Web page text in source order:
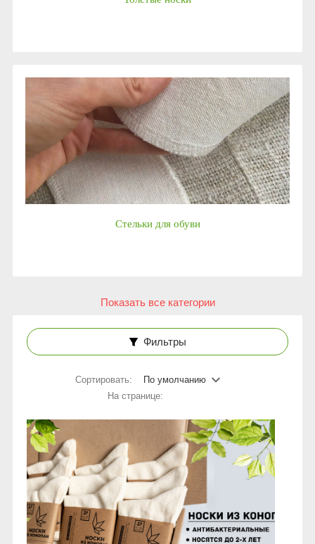
Стельки для обуви
Показать все категории
Фильтры
Сортировать:
По умолчанию
На странице: